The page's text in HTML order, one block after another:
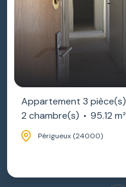
Appartement 3 pièce(s)
2 chambre(s)
95.12 m²
Périgueux (24000)